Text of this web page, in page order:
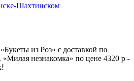
Шахтинском
из Роз» с доставкой по
незнакомка» по цене 4320 р -